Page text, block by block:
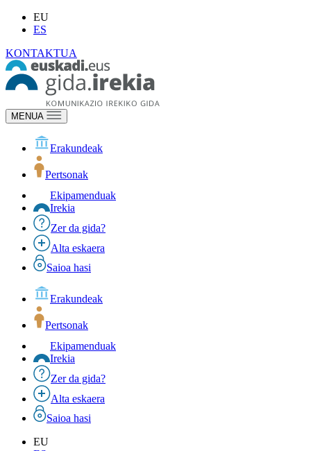
EU
ES
KONTAKTUA
MENUA
Erakundeak
Pertsonak
Ekipamenduak
Irekia
Zer da gida?
Alta eskaera
Saioa hasi
Erakundeak
Pertsonak
Ekipamenduak
Irekia
Zer da gida?
Alta eskaera
Saioa hasi
EU